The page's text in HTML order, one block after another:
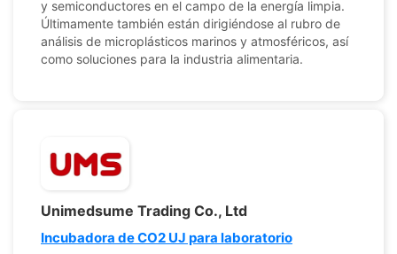
y semiconductores en el campo de la energía limpia.
Últimamente también están dirigiéndose al rubro de
análisis de microplásticos marinos y atmosféricos, así
como soluciones para la industria alimentaria.
Unimedsume Trading Co., Ltd
Incubadora de CO2 UJ para laboratorio